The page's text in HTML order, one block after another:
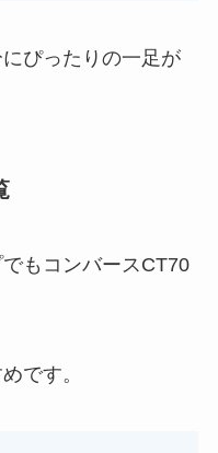
ぴったりの一足が
もコンバースCT70
です。